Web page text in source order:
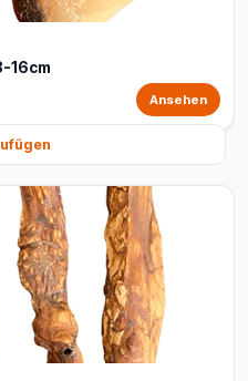
16cm
Ansehen